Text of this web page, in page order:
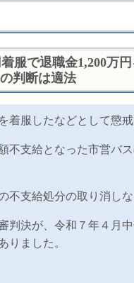
着服で退職金1,200万
判断は適法
着服したなどとして懲戒
不支給となった市営バ
不支給処分の取り消し
判決が、令和７年４月
りました。